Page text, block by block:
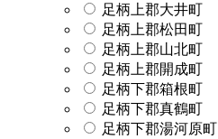
足柄上郡大井町
足柄上郡松田町
足柄上郡山北町
足柄上郡開成町
足柄下郡箱根町
足柄下郡真鶴町
足柄下郡湯河原町